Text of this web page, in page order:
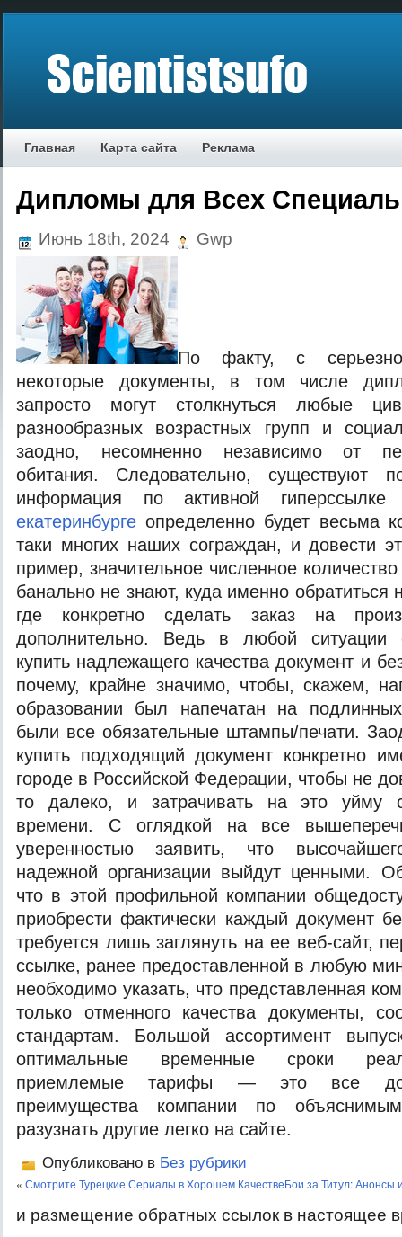
Главная Карта сайта Реклама
Дипломы для Всех
Июнь 18th, 2024 Gwp
По факту, с
некоторые документы, в том числе
запросто могут столкнуться любые
разнообразных возрастных групп и
заодно, несомненно независимо от
обитания. Следовательно, существуют
информация по активной
екатеринбурге определенно будет весьма
таки многих наших сограждан, и довести
пример, значительное численное
банально не знают, куда именно
где конкретно сделать заказ на
дополнительно. Ведь в любой ситуации
купить надлежащего качества документ и
почему, крайне значимо, чтобы, скажем,
образовании был напечатан на
были все обязательные штампы/печати.
купить подходящий документ конкретно
городе в Российской Федерации, чтобы не
то далеко, и затрачивать на это уйму
времени. С оглядкой на все
уверенностью заявить, что
надежной организации выйдут ценными.
что в этой профильной компании
приобрести фактически каждый документ
требуется лишь заглянуть на ее веб-сайт,
ссылке, ранее предоставленной в любую
необходимо указать, что представленная
только отменного качества документы,
стандартам. Большой ассортимент
оптимальные временные сроки
приемлемые тарифы — это все
преимущества компании по
разузнать другие легко на сайте.
Опубликовано в Без рубрики
« Смотрите Турецкие Сериалы в Хорошем КачествеБои за Титул: Анонсы
и размещение обратных ссылок в настоящее